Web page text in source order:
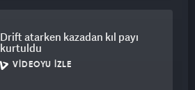
Drift atarken kazadan kıl payı
kurtuldu
VIDEOYU İZLE